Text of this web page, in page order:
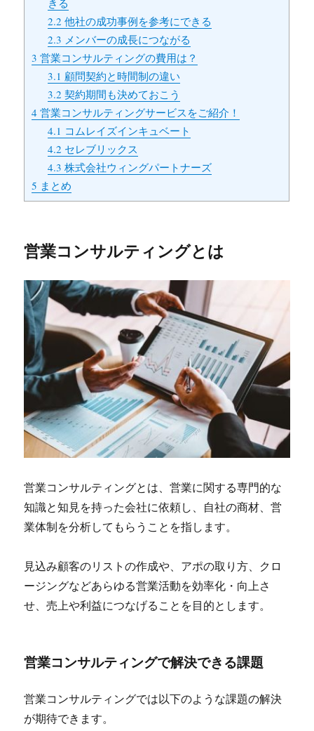
2.2 他社の成功事例を参考にできる
2.3 メンバーの成長につながる
3 営業コンサルティングの費用は？
3.1 顧問契約と時間制の違い
3.2 契約期間も決めておこう
4 営業コンサルティングサービスをご紹介！
4.1 コムレイズインキュベート
4.2 セレブリックス
4.3 株式会社ウィングパートナーズ
5 まとめ
営業コンサルティングとは
営業コンサルティングとは、営業に関する専門的な
知識と知見を持った会社に依頼し、自社の商材、営
業体制を分析してもらうことを指します。
見込み顧客のリストの作成や、アポの取り方、クロ
ージングなどあらゆる営業活動を効率化・向上さ
せ、売上や利益につなげることを目的とします。
営業コンサルティングで解決できる課題
営業コンサルティングでは以下のような課題の解決
が期待できます。